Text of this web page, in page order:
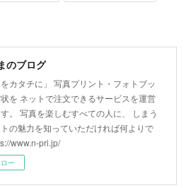
のブログ
をカタチに」 写真プリント・フォトブッ
を ネットで注文できるサービスを運営
。 写真を楽しむすべての人に、 しまう
の魅力を知っていただければ何よりで
www.n-pri.jp/
ー